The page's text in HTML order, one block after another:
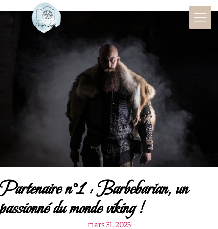
Partenaire n°1 : Barbebarian, un
passionné du monde viking !
mars 31, 2025